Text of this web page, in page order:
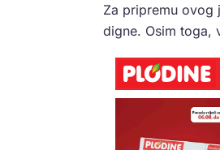
Za pripremu ovog
digne. Osim toga,